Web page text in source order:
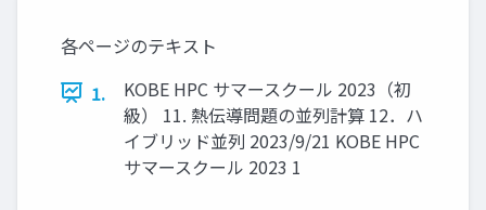
各ページのテキスト
1.
KOBE HPC サマースクール 2023（初
級） 11. 熱伝導問題の並列計算 12．ハ
イブリッド並列 2023/9/21 KOBE HPC
サマースクール 2023 1